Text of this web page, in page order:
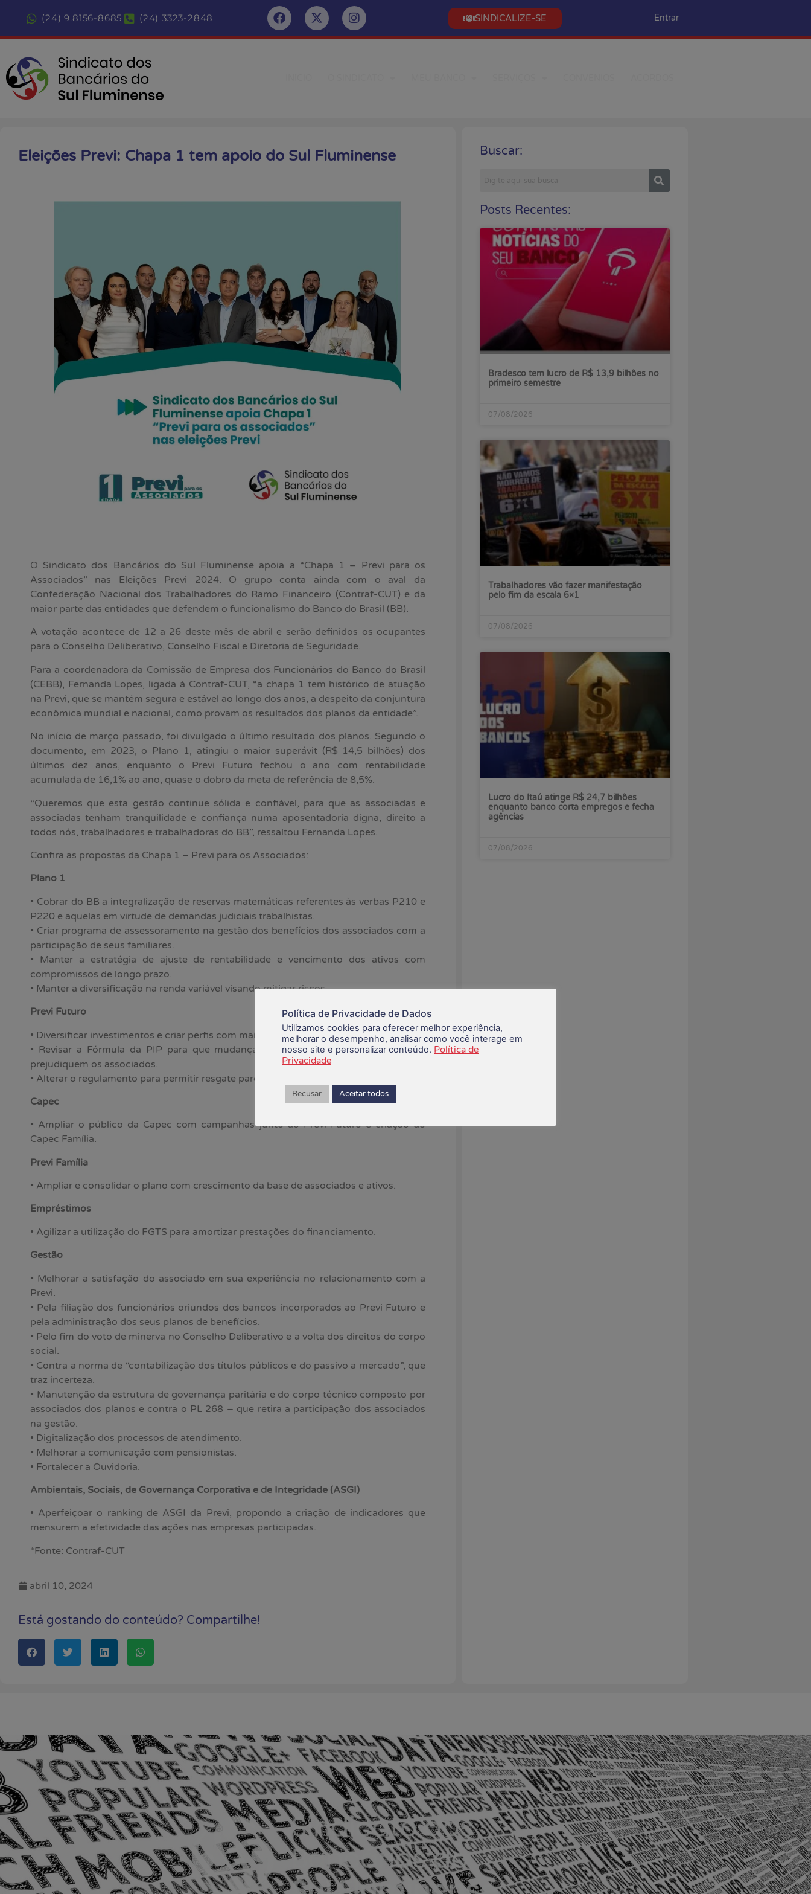
(24) 9.8156-8685 (24) 3323-2848 SINDICALIZE-SE Entrar
Eleições Previ: Chapa 1 tem apoio do Sul Fluminense
O Sindicato dos Bancários do Sul Fluminense apoia a “Chapa 1 – Previ para os
Associados” nas Eleições Previ 2024. O grupo conta ainda com o aval da
Confederação Nacional dos Trabalhadores do Ramo Financeiro (Contraf-CUT) e da
maior parte das entidades que defendem o funcionalismo do Banco do Brasil (BB).
A votação acontece de 12 a 26 deste mês de abril e serão definidos os ocupantes
para o Conselho Deliberativo, Conselho Fiscal e Diretoria de Seguridade.
Para a coordenadora da Comissão de Empresa dos Funcionários do Banco do Brasil
(CEBB), Fernanda Lopes, ligada à Contraf-CUT, “a chapa 1 tem histórico de atuação
na Previ, que se mantém segura e estável ao longo dos anos, a despeito da conjuntura
econômica mundial e nacional, como provam os resultados dos planos da entidade”.
No início de março passado, foi divulgado o último resultado dos planos. Segundo o
documento, em 2023, o Plano 1, atingiu o maior superávit (R$ 14,5 bilhões) dos
últimos dez anos, enquanto o Previ Futuro fechou o ano com rentabilidade
acumulada de 16,1% ao ano, quase o dobro da meta de referência de 8,5%.
“Queremos que esta gestão continue sólida e confiável, para que as associadas e
associadas tenham tranquilidade e confiança numa aposentadoria digna, direito a
todos nós, trabalhadores e trabalhadoras do BB”, ressaltou Fernanda Lopes.
Confira as propostas da Chapa 1 – Previ para os Associados:
Plano 1
• Cobrar do BB a integralização de reservas matemáticas referentes às verbas P210 e
P220 e aquelas em virtude de demandas judiciais trabalhistas.
• Criar programa de assessoramento na gestão dos benefícios dos associados com a
participação de seus familiares.
• Manter a estratégia de ajuste de rentabilidade e vencimento dos ativos com
compromissos de longo prazo.
• Manter a diversificação na renda variável visando mitigar riscos.
Previ Futuro
• Diversificar investimentos e criar perfis com mais opções.
• Revisar a Fórmula da PIP para que mudanças no Plano de Carreira do BB não
prejudiquem os associados.
• Alterar o regulamento para permitir resgate parcial de contribuições facultativas.
Capec
• Ampliar o público da Capec com campanhas junto ao Previ Futuro e criação do
Capec Família.
Previ Família
• Ampliar e consolidar o plano com crescimento da base de associados e ativos.
Empréstimos
• Agilizar a utilização do FGTS para amortizar prestações do financiamento.
Gestão
• Melhorar a satisfação do associado em sua experiência no relacionamento com a
Previ.
• Pela filiação dos funcionários oriundos dos bancos incorporados ao Previ Futuro e
pela administração dos seus planos de benefícios.
• Pelo fim do voto de minerva no Conselho Deliberativo e a volta dos direitos do corpo
social.
• Contra a norma de “contabilização dos títulos públicos e do passivo a mercado”, que
traz incerteza.
• Manutenção da estrutura de governança paritária e do corpo técnico composto por
associados dos planos e contra o PL 268 – que retira a participação dos associados
na gestão.
• Digitalização dos processos de atendimento.
• Melhorar a comunicação com pensionistas.
• Fortalecer a Ouvidoria.
Ambientais, Sociais, de Governança Corporativa e de Integridade (ASGI)
• Aperfeiçoar o ranking de ASGI da Previ, propondo a criação de indicadores que
mensurem a efetividade das ações nas empresas participadas.
*Fonte: Contraf-CUT
abril 10, 2024
Está gostando do conteúdo? Compartilhe!
Buscar:
Posts Recentes:
Bradesco tem lucro de R$ 13,9 bilhões no
primeiro semestre
07/08/2026
Trabalhadores vão fazer manifestação
pelo fim da escala 6×1
07/08/2026
Lucro do Itaú atinge R$ 24,7 bilhões
enquanto banco corta empregos e fecha
agências
07/08/2026
Política de Privacidade de Dados
Utilizamos cookies para oferecer melhor experiência,
melhorar o desempenho, analisar como você interage em
nosso site e personalizar conteúdo. Política de
Privacidade
Recusar Aceitar todos